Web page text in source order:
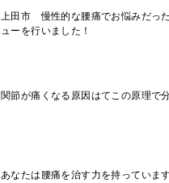
上田市 慢性的な腰痛でお悩みだっ
ューを行いました！
関節が痛くなる原因はてこの原理で
あなたは腰痛を治す力を持ってい